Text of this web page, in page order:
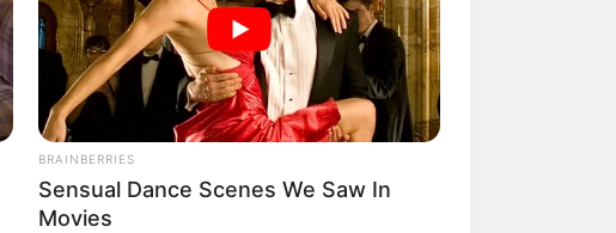
BRAINBERRIES
Sensual Dance Scenes We Saw In
Movies